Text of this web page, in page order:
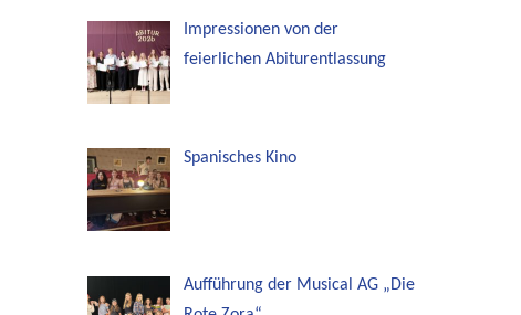
Impressionen von der
feierlichen Abiturentlassung
Spanisches Kino
Aufführung der Musical AG „Die